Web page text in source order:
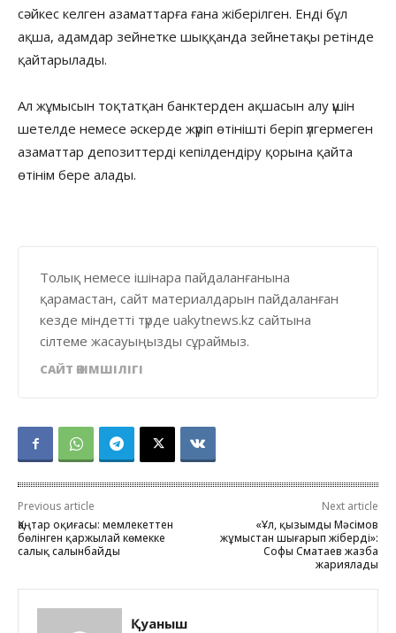
сәйкес келген азаматтарға ғана жіберілген. Енді бұл
ақша, адамдар зейнетке шыққанда зейнетақы ретінде
қайтарылады.
Ал жұмысын тоқтатқан банктерден ақшасын алу үшін
шетелде немесе әскерде жүріп өтінішті беріп үлгермеген
азаматтар депозиттерді кепілдендіру қорына қайта
өтінім бере алады.
Толық немесе ішінара пайдаланғанына
қарамастан, сайт материалдарын пайдаланған
кезде міндетті түрде uakytnews.kz сайтына
сілтеме жасауыңызды сұраймыз.
САЙТ ӘКІМШІЛІГІ
Previous article
Қаңтар оқиғасы: мемлекеттен
бөлінген қаржылай көмекке
салық салынбайды
Next article
«Ұл, қызымды Мәсімов
жұмыстан шығарып жіберді»:
Софы Сматаев жазба
жариялады
Қуаныш